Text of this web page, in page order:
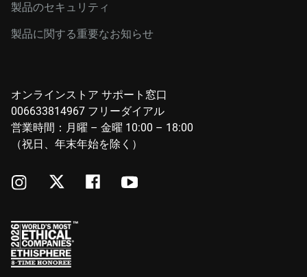
製品のセキュリティ
製品に関する重要なお知らせ
オンラインストア サポート窓口
006633814967 フリーダイアル
営業時間：月曜 – 金曜 10:00 – 18:00
（祝日、年末年始を除く）